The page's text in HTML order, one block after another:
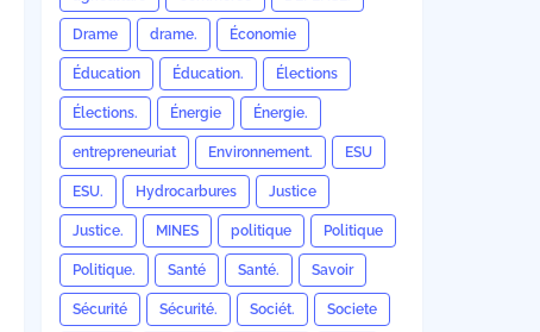
Drame drame. Économie
Éducation Éducation. Élections
Élections. Énergie Énergie.
entrepreneuriat Environnement. ESU
ESU. Hydrocarbures Justice
Justice. MINES politique Politique
Politique. Santé Santé. Savoir
Sécurité Sécurité. Sociét. Societe